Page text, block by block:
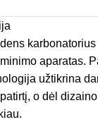
aparatas.
užtikrina
o dėl